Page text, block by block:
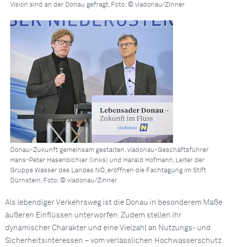
Vision sind an der Donau gefragt, Foto: © viadonau/Zinner
Donau-Zukunft gemeinsam gestalten. viadonau-Geschäftsführer
Hans-Peter Hasenbichler (links) und Harald Hofmann, Leiter der
Gruppe Wasser des Landes NÖ, eröffnen die Fachtagung im Stift
Dürnstein, Foto: © viadonau/Zinner
Als lebendiger Verkehrsweg ist die Donau in besonderem Maße
äußeren Einflüssen unterworfen. Zudem stellen ihr
dynamischer Charakter und eine Vielzahl an Nutzungs- und
Sicherheitsinteressen – vom verlässlichen Hochwasserschutz